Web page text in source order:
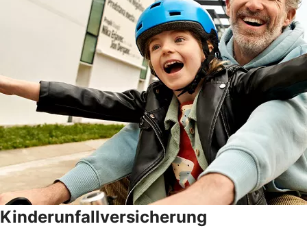
Kinderunfallversicherung